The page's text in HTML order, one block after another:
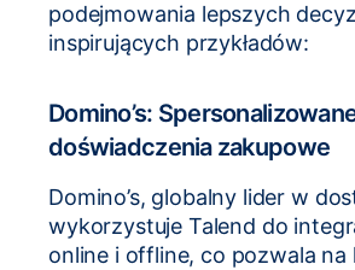
podejmowania lepszych
inspirujących przykładów:
Domino’s:
doświadczenia zakupowe
Domino’s, globalny lider w
wykorzystuje Talend do
online i offline, co pozwala na